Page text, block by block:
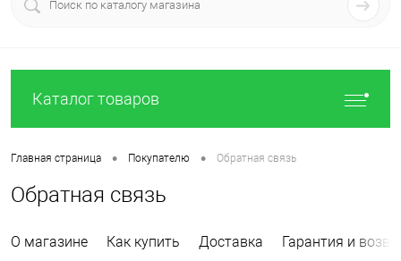
Каталог товаров
Главная страница • Покупателю • Обратная связь
Обратная связь
О магазине Как купить Доставка Гарантия и